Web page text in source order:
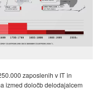
zaposlenih v IT in
izmed določb delodajalcem